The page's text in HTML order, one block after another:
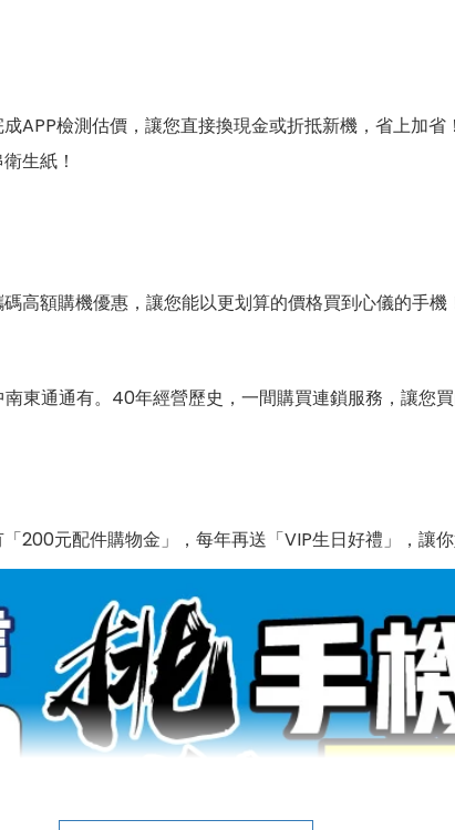
APP檢測估價，讓您直接換現金或折抵新機，省上加
生紙！
額購機優惠，讓您能以更划算的價格買到心儀的手機
東通通有。40年經營歷史，一間購買連鎖服務，讓您
200元配件購物金」，每年再送「VIP生日好禮」，讓你